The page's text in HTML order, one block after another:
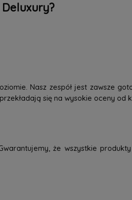
Nasz zespół jest zawsze
się na wysokie oceny od
że wszystkie